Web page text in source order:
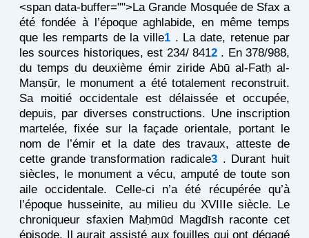
<span data-buffer="">La Grande Mosquée de Sfax a
été fondée à l’époque aghlabide, en même temps
que les remparts de la ville1 . La date, retenue par
les sources historiques, est 234/ 8412. En 378/988,
du temps du deuxième émir ziride Abū al-Fatḥ al-
Manṣūr, le monument a été totalement reconstruit.
Sa moitié occidentale est délaissée et occupée,
depuis, par diverses constructions. Une inscription
martelée, fixée sur la façade orientale, portant le
nom de l’émir et la date des travaux, atteste de
cette grande transformation radicale3 . Durant huit
siècles, le monument a vécu, amputé de toute son
aile occidentale. Celle-ci n’a été récupérée qu’à
l’époque husseinite, au milieu du XVIIIe siècle. Le
chroniqueur sfaxien Maḥmūd Magdīsh raconte cet
épisode. Il aurait assisté aux fouilles qui ont dégagé